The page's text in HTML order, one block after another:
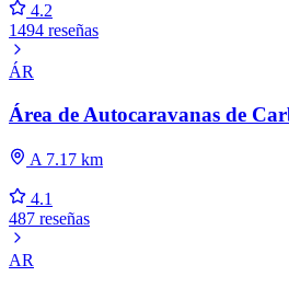
4.2
1494 reseñas
ÁR
Área de Autocaravanas de
A 7.17 km
4.1
487 reseñas
AR